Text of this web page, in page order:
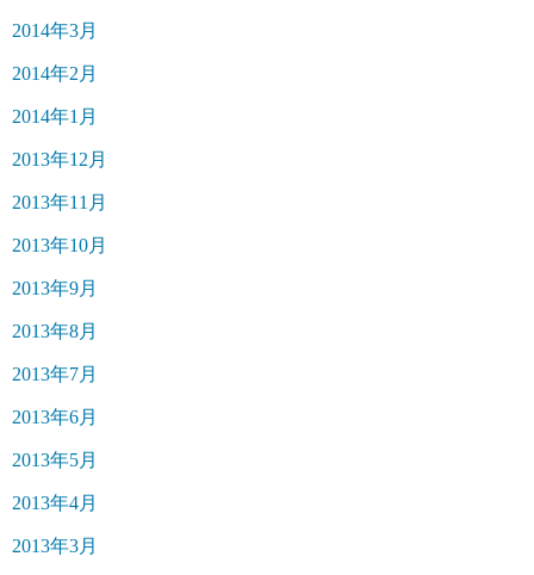
2014年3月
2014年2月
2014年1月
2013年12月
2013年11月
2013年10月
2013年9月
2013年8月
2013年7月
2013年6月
2013年5月
2013年4月
2013年3月